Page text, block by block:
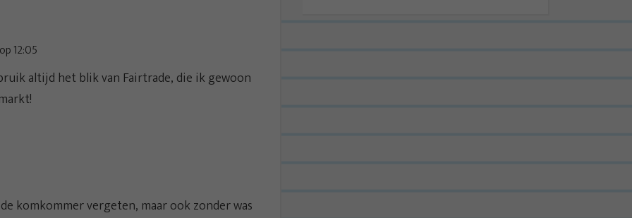
12:05
altijd het blik van Fairtrade, die ik gewoon
komkommer vergeten, maar ook zonder was